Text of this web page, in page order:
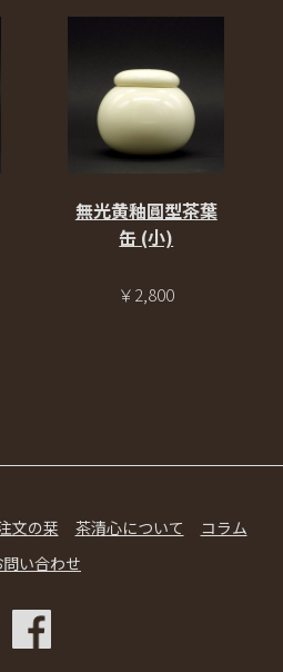
無光黄釉圓型茶葉
缶 (小)
￥2,800
文の栞 茶清心について
コラム
問い合わせ